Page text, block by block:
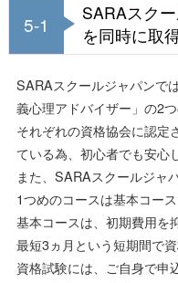
5-1
SARAスク
を同時に取
SARAスクールジャパンで
義心理アドバイザー」の2
それぞれの資格協会に認定
ている為、初心者でも安心
また、SARAスクールジャ
1つめのコースは基本コース
基本コースは、初期費用を
最短3ヵ月という短期間で資
資格試験には、ご自身で申